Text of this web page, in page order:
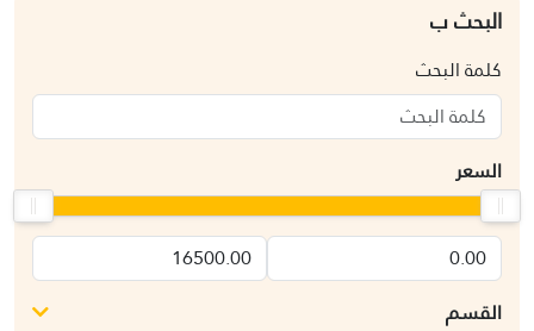
البحث ب
كلمة البحث
السعر
القسم